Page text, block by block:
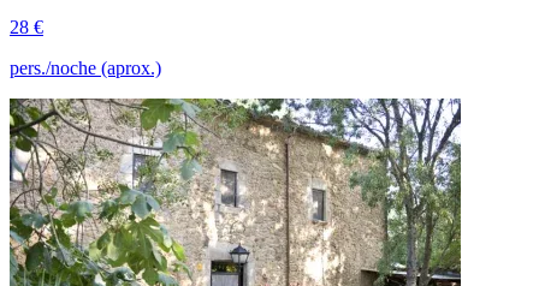
28 €
pers./noche (aprox.)